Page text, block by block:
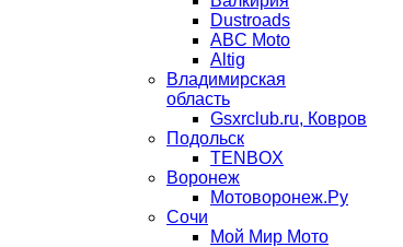
Dustroads
ABC Moto
Altig
Владимирская
область
Gsxrclub.ru, Ковров
Подольск
TENBOX
Воронеж
Мотоворонеж.Ру
Сочи
Мой Мир Мото